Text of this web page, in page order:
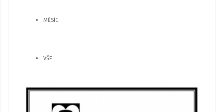
MĚSÍC
VŠE